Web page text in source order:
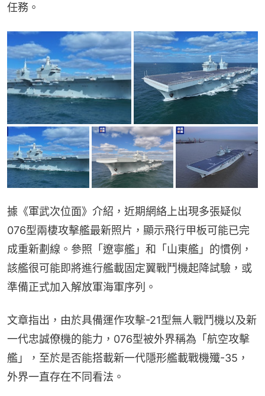
任務。
據《軍武次位面》介紹，近期網絡上出現多張疑似
076型兩棲攻擊艦最新照片，顯示飛行甲板可能已完
成重新劃線。參照「遼寧艦」和「山東艦」的慣例，
該艦很可能即將進行艦載固定翼戰鬥機起降試驗，或
準備正式加入解放軍海軍序列。
文章指出，由於具備運作攻擊-21型無人戰鬥機以及新
一代忠誠僚機的能力，076型被外界稱為「航空攻擊
艦」，至於是否能搭載新一代隱形艦載戰機殲-35，
外界一直存在不同看法。